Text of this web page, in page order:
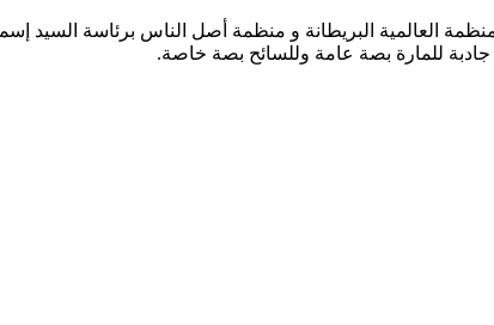
العالمية البريطانة و منظمة أصل الناس برئاسة
جادبة للمارة بصة عامة وللسائح بصة خاصة.